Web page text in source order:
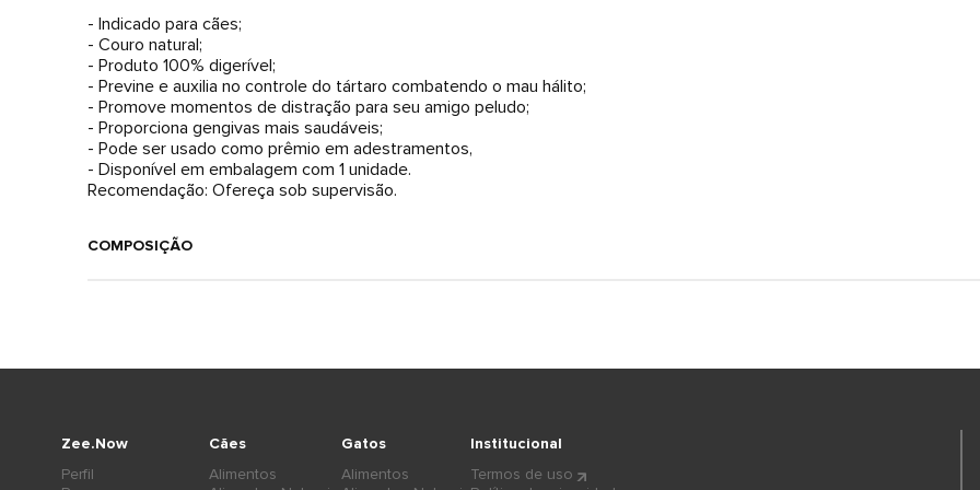
- Indicado para cães;
- Couro natural;
- Produto 100% digerível;
- Previne e auxilia no controle do tártaro combatendo o mau hálito;
- Promove momentos de distração para seu amigo peludo;
- Proporciona gengivas mais saudáveis;
- Pode ser usado como prêmio em adestramentos,
- Disponível em embalagem com 1 unidade.
Recomendação: Ofereça sob supervisão.
COMPOSIÇÃO
Cães
Alimentos
Gatos
Alimentos
Zee.Now
Perfil
Institucional
Termos de uso